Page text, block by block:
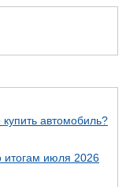
автомобиль?
итогам июля 2026